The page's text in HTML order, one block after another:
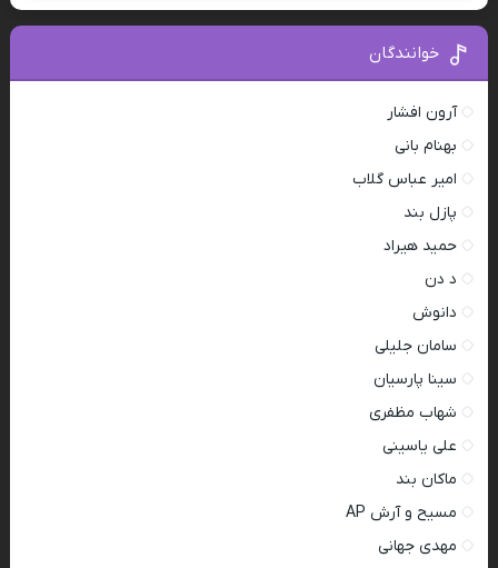
خوانندگان
آرون افشار
بهنام بانی
امیر عباس گلاب
پازل بند
حمید هیراد
د دن
دانوش
سامان جلیلی
سینا پارسیان
شهاب مظفری
علی یاسینی
ماکان بند
مسیح و آرش AP
مهدی جهانی